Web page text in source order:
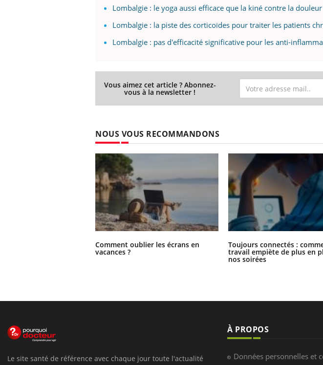
Lombalgie : le yoga aussi efficace que la kiné contre la douleur
Lombalgie : la piste des corticoïdes pour traiter les patients
Lombalgie : pas d'efficacité significative pour les anti-
Vous aimez cet article ? Abonnez-
vous à la newsletter !
NOUS VOUS RECOMMANDONS
Comment oublier les écrans en
vacances ?
Toujours connectés :
travail empiète de plus en
nos soirées
Le site santé de référence avec chaque jour toute l'actualité
À PROPOS
Données personnelles et